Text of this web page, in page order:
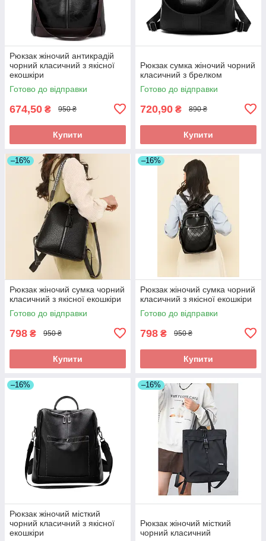
Рюкзак жіночий антикрадій
чорний класичний з якісної
екошкіри
Готово до відправки
674,50 ₴ 950 ₴
Купити
Рюкзак сумка жіночий чорний
класичний з брелком
Готово до відправки
720,90 ₴ 890 ₴
Купити
–16%
Рюкзак жіночий сумка чорний
класичний з якісної екошкіри
Готово до відправки
798 ₴ 950 ₴
Купити
–16%
Рюкзак жіночий сумка чорний
класичний з якісної екошкіри
Готово до відправки
798 ₴ 950 ₴
Купити
–16%
Рюкзак жіночий місткий
чорний класичний з якісної
екошкіри
–16%
Рюкзак жіночий місткий
чорний класичний